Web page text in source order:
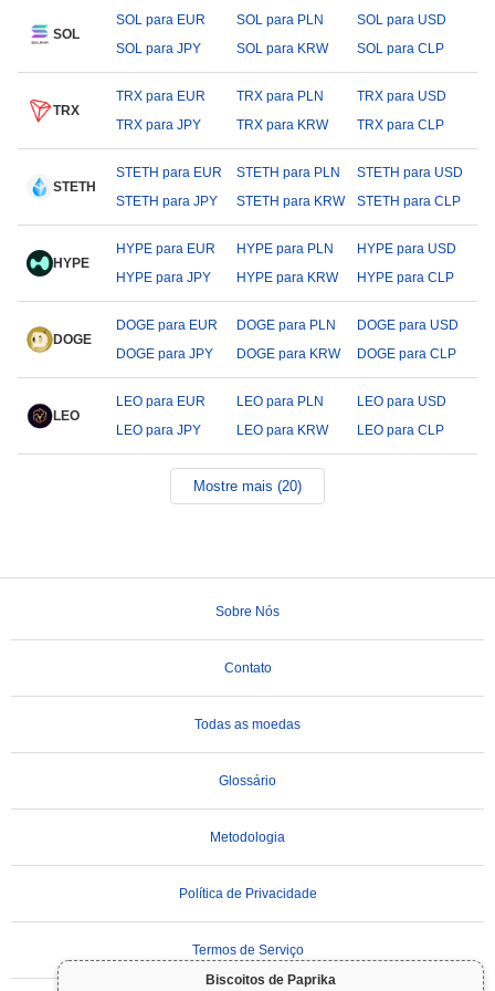
Biscoitos de Paprika
SOL
SOL para EUR SOL para PLN
SOL para USD
SOL para JPY
SOL para KRW SOL para CLP
TRX
TRX para EUR TRX para PLN
TRX para USD
TRX para JPY
TRX para KRW TRX para CLP
STETH
STETH para EUR STETH para PLN
STETH para USD
STETH para JPY
STETH para KRW STETH para CLP
HYPE
HYPE para EUR HYPE para PLN
HYPE para USD
HYPE para JPY
HYPE para KRW HYPE para CLP
DOGE
DOGE para EUR DOGE para PLN
DOGE para USD
DOGE para JPY
DOGE para KRW DOGE para CLP
LEO
LEO para EUR LEO para PLN
LEO para USD
LEO para JPY
LEO para KRW LEO para CLP
Mostre mais (20)
Sobre Nós
Contato
Todas as moedas
Glossário
Metodologia
Política de Privacidade
Termos de Serviço